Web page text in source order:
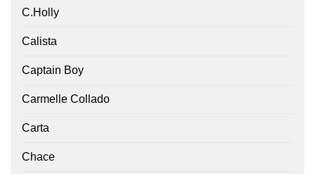
C.Holly
Calista
Captain Boy
Carmelle Collado
Carta
Chace